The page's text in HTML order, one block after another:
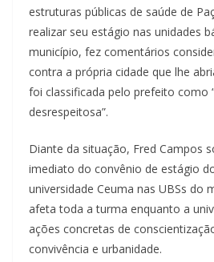
estruturas públicas de saúde de
realizar seu estágio nas unidades
município, fez comentários
contra a própria cidade que lhe
foi classificada pelo prefeito como
desrespeitosa”.
Diante da situação, Fred Campos
imediato do convênio de estágio
universidade Ceuma nas UBSs do
afeta toda a turma enquanto a
ações concretas de
convivência e urbanidade.